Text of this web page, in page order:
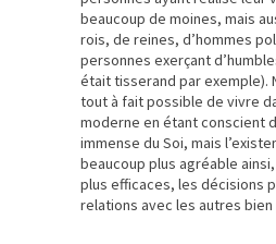
beaucoup de moines, mais
rois, de reines, d’hommes
personnes exerçant
était tisserand par exemple).
tout à fait possible de vivre
moderne en étant conscient
immense du Soi, mais
beaucoup plus agréable
plus efficaces, les décisions
relations avec les autres bien